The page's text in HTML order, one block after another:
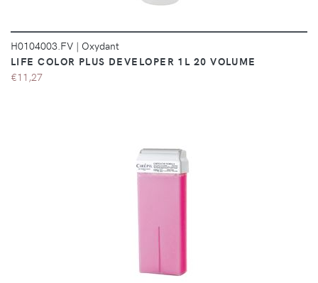
H0104003.FV | Oxydant
LIFE COLOR PLUS DEVELOPER 1L 20 VOLUME
€11,27